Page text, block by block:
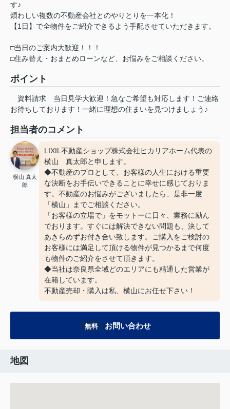
す♪
煩わしい複数の不動産会社とのやりとりを一本化！
【1日】で全物件をご紹介できるよう手配させていただきます。
□当日のご案内大歓迎！！！
□住み替え・おまとめローンなど、お悩みをご相談ください。
ポイント
資料請求
当日見学大歓迎！急なご希望も対応します！ご連絡
お待ちしております！一緒に理想の住まいを見つけましょう♪
担当者のコメント
横山 真太
郎
LIXIL不動産ショップ株式会社ヒカリアホーム代表の
横山 真太郎と申します。
◆不動産のプロとして、お客様の人生における重要
な決断をお手伝いできることに幸せに感じておりま
す。不動産のお悩みがございましたら、是非一度
「横山」までご相談ください。
「お客様の立場で」をモットーに日々、業務に励ん
でおります。すぐには解決できない問題も、決して
あきらめずお付き合い致します。ご購入をご検討の
お客様には満足して頂ける物件が見つかるまで何度
も物件のご紹介をさせて頂きます。
◆当社は奈良県全域どのエリアにも精通した営業が
在籍しています。
不動産売却・購入は私、横山にお任せ下さい！
無料 お問い合わせ
地図